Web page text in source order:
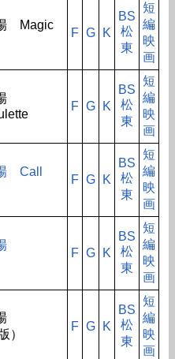
Magic
F G K
BS
松
東
短
編
映
画
F G K
BS
松
東
短
編
映
画
Call
F G K
BS
松
東
短
編
映
画
F G K
BS
松
東
短
編
映
画
）
F G K
BS
松
東
短
編
映
画